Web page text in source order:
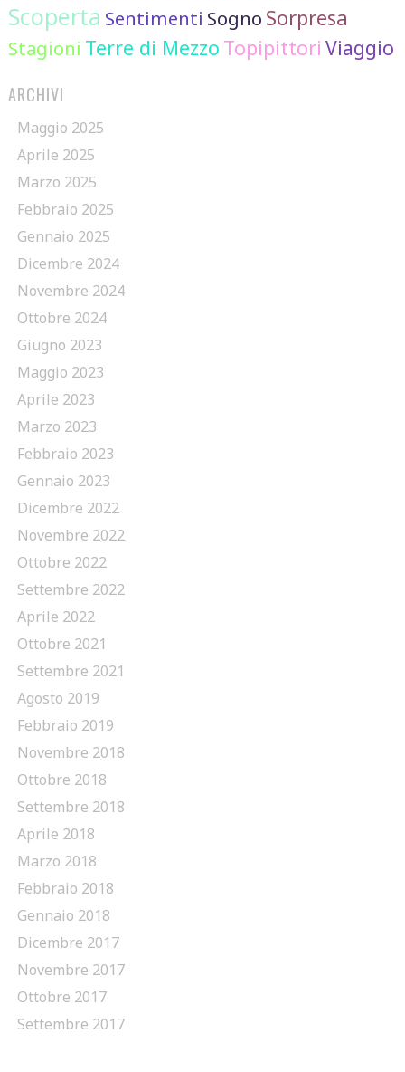
Scoperta Sentimenti Sogno Sorpresa
Stagioni Terre di Mezzo Topipittori Viaggio
ARCHIVI
Maggio 2025
Aprile 2025
Marzo 2025
Febbraio 2025
Gennaio 2025
Dicembre 2024
Novembre 2024
Ottobre 2024
Giugno 2023
Maggio 2023
Aprile 2023
Marzo 2023
Febbraio 2023
Gennaio 2023
Dicembre 2022
Novembre 2022
Ottobre 2022
Settembre 2022
Aprile 2022
Ottobre 2021
Settembre 2021
Agosto 2019
Febbraio 2019
Novembre 2018
Ottobre 2018
Settembre 2018
Aprile 2018
Marzo 2018
Febbraio 2018
Gennaio 2018
Dicembre 2017
Novembre 2017
Ottobre 2017
Settembre 2017